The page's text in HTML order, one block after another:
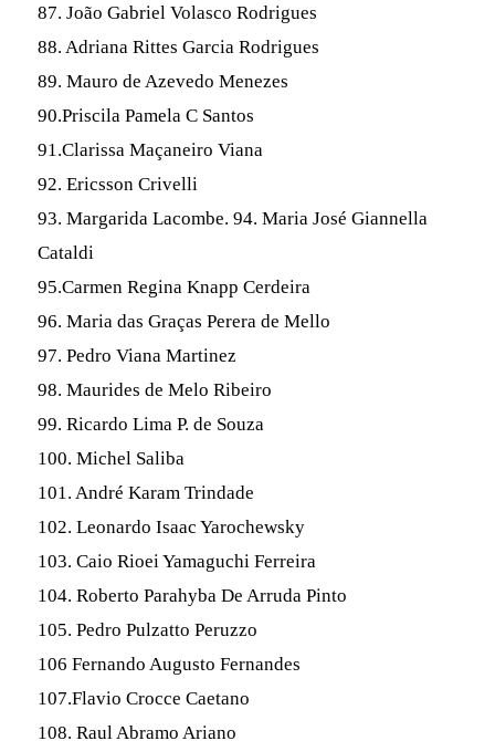
87. João Gabriel Volasco Rodrigues
88. Adriana Rittes Garcia Rodrigues
89. Mauro de Azevedo Menezes
90.Priscila Pamela C Santos
91.Clarissa Maçaneiro Viana
92. Ericsson Crivelli
93. Margarida Lacombe. 94. Maria José Giannella
Cataldi
95.Carmen Regina Knapp Cerdeira
96. Maria das Graças Perera de Mello
97. Pedro Viana Martinez
98. Maurides de Melo Ribeiro
99. Ricardo Lima P. de Souza
100. Michel Saliba
101. André Karam Trindade
102. Leonardo Isaac Yarochewsky
103. Caio Rioei Yamaguchi Ferreira
104. Roberto Parahyba De Arruda Pinto
105. Pedro Pulzatto Peruzzo
106 Fernando Augusto Fernandes
107.Flavio Crocce Caetano
108. Raul Abramo Ariano